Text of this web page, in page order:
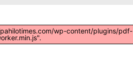
wp-content/plugins/pdf-